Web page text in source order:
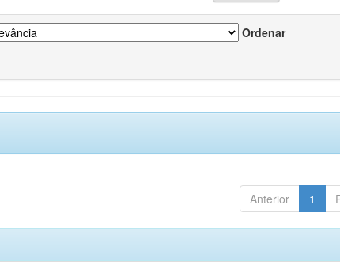
Ordenar
Anterior 1